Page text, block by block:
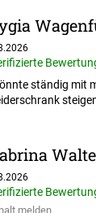
Shop-Bewertung
ständig mit
Shop-Bewertung
melden